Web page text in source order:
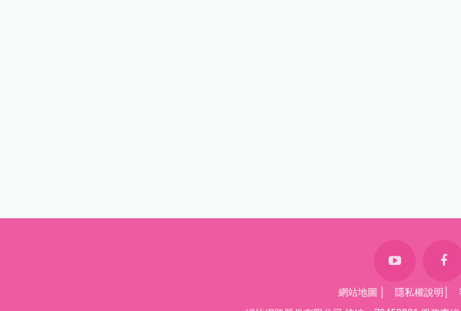
網站地圖 隱私權說明